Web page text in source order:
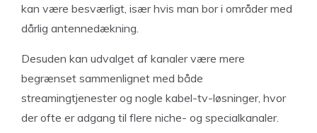
kan være besværligt, især hvis man bor i områder med
dårlig antennedækning.
Desuden kan udvalget af kanaler være mere
begrænset sammenlignet med både
streamingtjenester og nogle kabel-tv-løsninger, hvor
der ofte er adgang til flere niche- og specialkanaler.